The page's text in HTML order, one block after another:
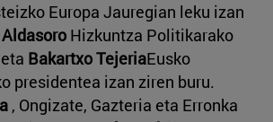
Europa Jauregian leku izan
Hizkuntza Politikarako
Bakartxo TejeriaEusko
presidentea izan ziren buru.
, Ongizate, Gazteria eta Erronka